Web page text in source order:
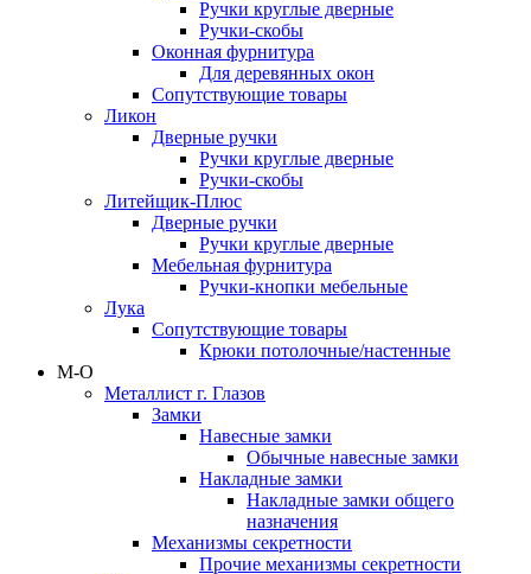
Ручки круглые дверные
Ручки-скобы
Оконная фурнитура
Для деревянных окон
Сопутствующие товары
Ликон
Дверные ручки
Ручки круглые дверные
Ручки-скобы
Литейщик-Плюс
Дверные ручки
Ручки круглые дверные
Мебельная фурнитура
Ручки-кнопки мебельные
Лука
Сопутствующие товары
Крюки потолочные/настенные
М-О
Металлист г. Глазов
Замки
Навесные замки
Обычные навесные замки
Накладные замки
Накладные замки общего
назначения
Механизмы секретности
Прочие механизмы секретности